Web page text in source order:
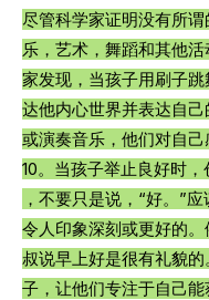
尽管科学家证明没有所
乐，艺术，舞蹈和其他
家发现，当孩子用刷子
达他内心世界并表达自
或演奏音乐，他们对自己
10。当孩子举​​止良好时
，不要只是说，“好。”
令人印象深刻或更好的
叔说早上好是很有礼貌
子，让他们专注于自己